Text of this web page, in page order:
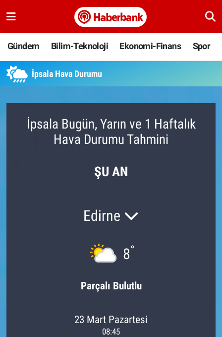
Gündem Bilim-Teknoloji Ekonomi-Finans Spor
İpsala Hava Durumu
İpsala Bugün, Yarın ve 1 Haftalık
Hava Durumu Tahmini
ŞU AN
Edirne
8°
Parçalı Bulutlu
23 Mart Pazartesi
08:45
Bilim-Teknoloji
Ekonomi-Finans
Hava Durumu
Namaz Vakitleri
Süper Lig Puan Durumu ve Fikstür